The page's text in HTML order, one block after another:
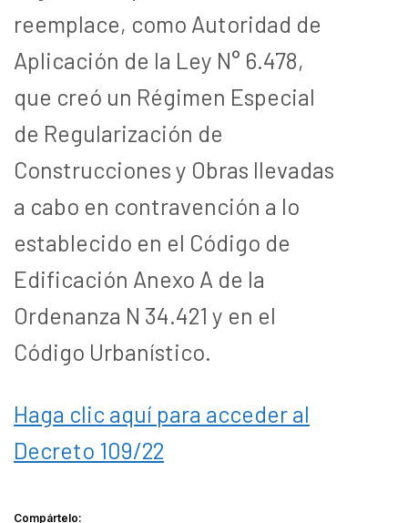
reemplace, como Autoridad de
Aplicación de la Ley N° 6.478,
que creó un Régimen Especial
de Regularización de
Construcciones y Obras llevadas
a cabo en contravención a lo
establecido en el Código de
Edificación Anexo A de la
Ordenanza N 34.421 y en el
Código Urbanístico.
Haga clic aquí para acceder al
Decreto 109/22
Compártelo: